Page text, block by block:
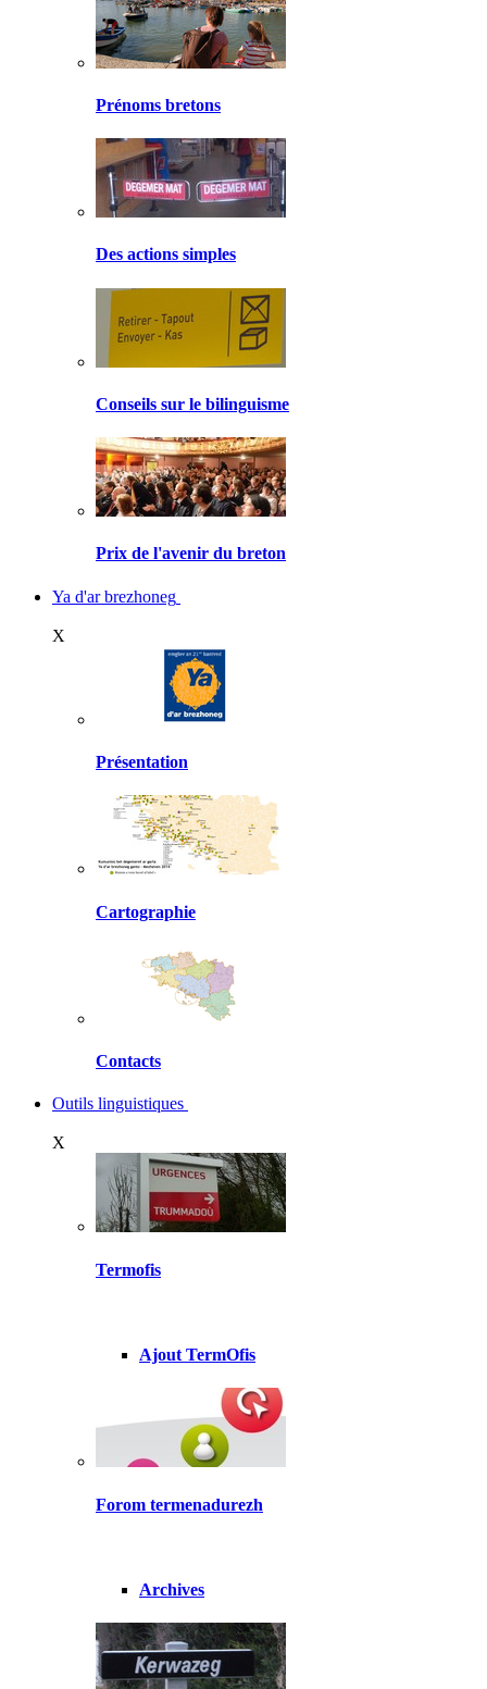
Prénoms bretons
Des actions simples
Conseils sur le bilinguisme
Prix de l'avenir du breton
Ya d'ar brezhoneg
X
Présentation
Cartographie
Contacts
Outils linguistiques
X
Termofis
Ajout TermOfis
Forom termenadurezh
Archives